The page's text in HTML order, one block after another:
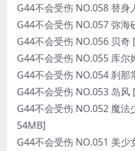
G44不会受伤 NO.058 替
G44不会受伤 NO.057 弥海
G44不会受伤 NO.056 贝奇
G44不会受伤 NO.055 库尔
G44不会受伤 NO.054 刹
G44不会受伤 NO.053 岛风
G44不会受伤 NO.052 魔
54MB]
G44不会受伤 NO.051 美